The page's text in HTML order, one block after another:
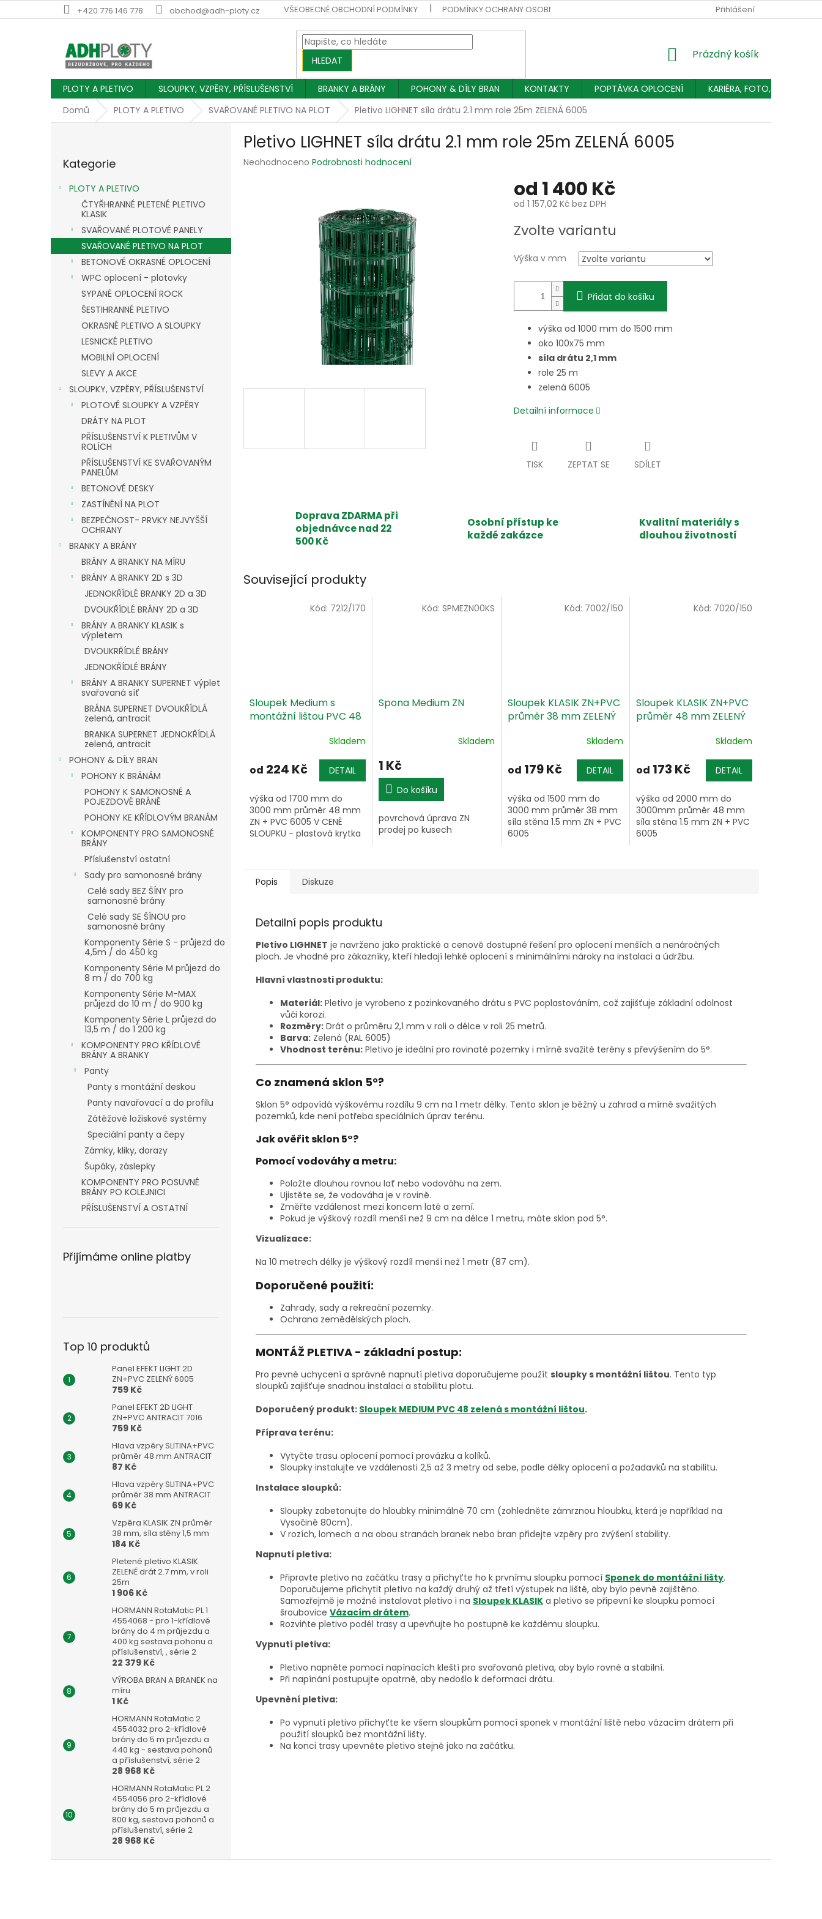
na
+420 776 146 778 obchod@adh-ploty.cz VŠEOBECNÉ OBCHODNÍ PODMÍNKY PODMÍNKY OCHRANY OSOBNÍCH ÚDAJŮ Přihlášení
HLEDAT
NÁKUPNÍ
Prázdný košík
PLOTY A PLETIVO SLOUPKY, VZPĚRY, PŘÍSLUŠENSTVÍ BRANKY A BRÁNY POHONY & DÍLY BRAN KONTAKTY POPTÁVKA OPLOCENÍ
KARIÉRA, FOTO, ČLÁNKY
Domů
PLOTY A PLETIVO SVAŘOVANÉ PLETIVO NA PLOT Pletivo LIGHNET síla drátu 2.1 mm role 25m ZELENÁ 6005
í
p
kategorie
Kategorie
PLOTY A PLETIVO
ČTYŘHRANNÉ PLETENÉ PLETIVO
KLASIK
SVAŘOVANÉ PLOTOVÉ PANELY
SVAŘOVANÉ PLETIVO NA PLOT
BETONOVÉ OKRASNÉ OPLOCENÍ
WPC oplocení - plotovky
SYPANÉ OPLOCENÍ ROCK
ŠESTIHRANNÉ PLETIVO
OKRASNÉ PLETIVO A SLOUPKY
LESNICKÉ PLETIVO
MOBILNÍ OPLOCENÍ
SLEVY A AKCE
SLOUPKY, VZPĚRY, PŘÍSLUŠENSTVÍ
PLOTOVÉ SLOUPKY A VZPĚRY
DRÁTY NA PLOT
PŘÍSLUŠENSTVÍ K PLETIVŮM V
ROLÍCH
PŘÍSLUŠENSTVÍ KE SVAŘOVANÝM
PANELŮM
BETONOVÉ DESKY
ZASTÍNĚNÍ NA PLOT
BEZPEČNOST- PRVKY NEJVYŠŠÍ
OCHRANY
BRANKY A BRÁNY
BRÁNY A BRANKY NA MÍRU
BRÁNY A BRANKY 2D s 3D
JEDNOKŘÍDLÉ BRANKY 2D a 3D
DVOUKŘÍDLÉ BRÁNY 2D a 3D
BRÁNY A BRANKY KLASIK s
výpletem
DVOUKRŘÍDLÉ BRÁNY
JEDNOKŘÍDLÉ BRÁNY
BRÁNY A BRANKY SUPERNET výplet
svařovaná síť
BRÁNA SUPERNET DVOUKŘÍDLÁ
zelená, antracit
BRANKA SUPERNET JEDNOKŘÍDLÁ
zelená, antracit
POHONY & DÍLY BRAN
POHONY K BRÁNÁM
POHONY K SAMONOSNÉ A
POJEZDOVÉ BRÁNĚ
POHONY KE KŘÍDLOVÝM BRANÁM
KOMPONENTY PRO SAMONOSNÉ
BRÁNY
Příslušenství ostatní
Sady pro samonosné brány
Celé sady BEZ ŠÍNY pro
samonosné brány
Celé sady SE ŠÍNOU pro
samonosné brány
Komponenty Série S - průjezd do
4,5m / do 450 kg
Komponenty Série M průjezd do
8 m / do 700 kg
Komponenty Série M-MAX
průjezd do 10 m / do 900 kg
Komponenty Série L průjezd do
13,5 m / do 1 200 kg
KOMPONENTY PRO KŘÍDLOVÉ
BRÁNY A BRANKY
Panty
Panty s montážní deskou
Panty navařovací a do profilu
Zátěžové ložiskové systémy
Speciální panty a čepy
Zámky, kliky, dorazy
Šupáky, záslepky
KOMPONENTY PRO POSUVNÉ
BRÁNY PO KOLEJNICI
PŘÍSLUŠENSTVÍ A OSTATNÍ
Přijímáme online platby
Top 10 produktů
Panel EFEKT LIGHT 2D
ZN+PVC ZELENÝ 6005
759 Kč
Panel EFEKT 2D LIGHT
ZN+PVC ANTRACIT 7016
759 Kč
Hlava vzpěry SLITINA+PVC
průměr 48 mm ANTRACIT
87 Kč
Hlava vzpěry SLITINA+PVC
průměr 38 mm ANTRACIT
69 Kč
Vzpěra KLASIK ZN průměr
38 mm, síla stěny 1,5 mm
184 Kč
Pletené pletivo KLASIK
ZELENÉ drát 2.7 mm, v roli
25m
1 906 Kč
HORMANN RotaMatic PL 1
4554068 - pro 1-křídlové
brány do 4 m průjezdu a
400 kg sestava pohonu a
příslušenství, , série 2
22 379 Kč
VÝROBA BRAN A BRANEK na
míru
1 Kč
HORMANN RotaMatic 2
4554032 pro 2-křídlové
brány do 5 m průjezdu a
440 kg - sestava pohonů
a příslušenství, série 2
28 968 Kč
HORMANN RotaMatic PL 2
4554056 pro 2-křídlové
brány do 5 m průjezdu a
800 kg, sestava pohonů a
příslušenství, série 2
28 968 Kč
Pletivo LIGHNET síla drátu 2.1 mm role 25m ZELENÁ 6005
Průměrné
Neohodnoceno Podrobnosti hodnocení
od 1 400 Kč
od 1 157,02 Kčbez DPH
cena:
Zvolte variantu
Výška v mm
Přidat do košíku
výška od 1000 mm do 1500 mm
oko 100x75 mm
síla drátu 2,1 mm
role 25 m
zelená 6005
Detailní informace
TISK ZEPTAT SE SDÍLET
Doprava ZDARMA při
objednávce nad 22
500 Kč
Osobní přístup ke
každé zakázce
Kvalitní materiály s
dlouhou životností
Související produkty
Sloupek Medium s
montážní lištou PVC 48
Skladem
od 224 Kč DETAIL
výška od 1700 mm do
3000 mm průměr 48 mm
ZN + PVC 6005 V CENĚ
SLOUPKU - plastová krytka
Kód: 7212/170
Spona Medium ZN
Skladem
1 Kč
Do košíku
povrchová úprava ZN
prodej po kusech
Kód: SPMEZN00KS
Sloupek KLASIK ZN+PVC
průměr 38 mm ZELENÝ
Skladem
od 179 Kč DETAIL
výška od 1500 mm do
3000 mm průměr 38 mm
síla stěna 1.5 mm ZN + PVC
6005
Kód: 7002/150
Sloupek KLASIK ZN+PVC
průměr 48 mm ZELENÝ
Skladem
od 173 Kč DETAIL
výška od 2000 mm do
3000mm průměr 48 mm
síla stěna 1.5 mm ZN + PVC
6005
Kód: 7020/150
Popis Diskuze
Detailní popis produktu
Pletivo LIGHNET je navrženo jako praktické a cenově dostupné řešení pro oplocení menších a nenáročných
ploch. Je vhodné pro zákazníky, kteří hledají lehké oplocení s minimálními nároky na instalaci a údržbu.
Hlavní vlastnosti produktu:
Materiál: Pletivo je vyrobeno z pozinkovaného drátu s PVC poplastováním, což zajišťuje základní odolnost
vůči korozi.
Rozměry: Drát o průměru 2,1 mm v roli o délce v roli 25 metrů.
Barva: Zelená (RAL 6005)
Vhodnost terénu: Pletivo je ideální pro rovinaté pozemky i mírně svažité terény s převýšením do 5°.
Co znamená sklon 5°?
Sklon 5° odpovídá výškovému rozdílu 9 cm na 1 metr délky. Tento sklon je běžný u zahrad a mírně svažitých
pozemků, kde není potřeba speciálních úprav terénu.
Jak ověřit sklon 5°?
Pomocí vodováhy a metru:
Položte dlouhou rovnou lať nebo vodováhu na zem.
Ujistěte se, že vodováha je v rovině.
Změřte vzdálenost mezi koncem latě a zemí.
Pokud je výškový rozdíl menší než 9 cm na délce 1 metru, máte sklon pod 5°.
Vizualizace:
Na 10 metrech délky je výškový rozdíl menší než 1 metr (87 cm).
Doporučené použití:
Zahrady, sady a rekreační pozemky.
Ochrana zemědělských ploch.
MONTÁŽ PLETIVA - základní postup:
Pro pevné uchycení a správné napnutí pletiva doporučujeme použít sloupky s montážní lištou. Tento typ
sloupků zajišťuje snadnou instalaci a stabilitu plotu.
Doporučený produkt: Sloupek MEDIUM PVC 48 zelená s montážní lištou.
Příprava terénu:
Vytyčte trasu oplocení pomocí provázku a kolíků.
Sloupky instalujte ve vzdálenosti 2,5 až 3 metry od sebe, podle délky oplocení a požadavků na stabilitu.
Instalace sloupků:
Sloupky zabetonujte do hloubky minimálně 70 cm (zohledněte zámrznou hloubku, která je například na
Vysočině 80cm).
V rozích, lomech a na obou stranách branek nebo bran přidejte vzpěry pro zvýšení stability.
Napnutí pletiva:
Připravte pletivo na začátku trasy a přichyťte ho k prvnímu sloupku pomocí Sponek do montážní lišty.
Doporučujeme přichytit pletivo na každý druhý až třetí výstupek na liště, aby bylo pevně zajištěno.
Samozřejmě je možné instalovat pletivo i na Sloupek KLASIK a pletivo se připevní ke sloupku pomocí
šroubovice Vázacím drátem.
Rozviňte pletivo podél trasy a upevňujte ho postupně ke každému sloupku.
Vypnutí pletiva:
Pletivo napněte pomocí napínacích kleští pro svařovaná pletiva, aby bylo rovné a stabilní.
Při napínání postupujte opatrně, aby nedošlo k deformaci drátu.
Upevnění pletiva:
Po vypnutí pletivo přichyťte ke všem sloupkům pomocí sponek v montážní liště nebo vázacím drátem při
použití sloupků bez montážní lišty.
Na konci trasy upevněte pletivo stejně jako na začátku.